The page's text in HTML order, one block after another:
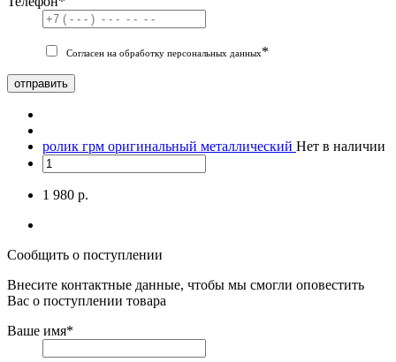
Согласен на обработку персональных данных*
отправить
ролик грм оригинальный металлический Нет в наличии
1 980 р.
Сообщить о поступлении
Внесите контактные данные, чтобы мы смогли оповестить
Вас о поступлении товара
Ваше имя*